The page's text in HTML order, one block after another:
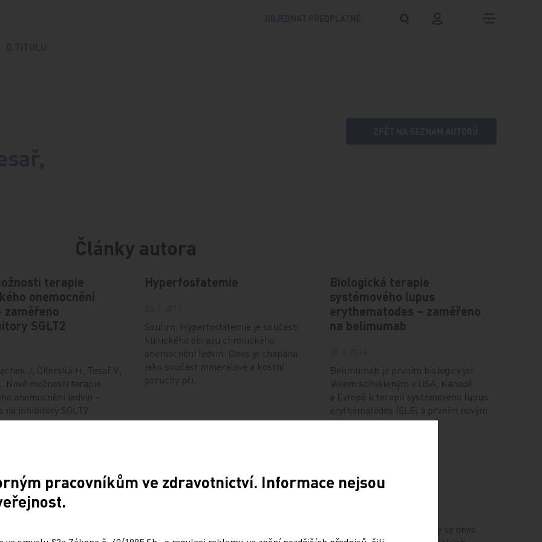
Články autora
terapie
onemocnění
zaměřeno
SGLT2
J, Ciferská H, Tesař V,
Nové možnosti terapie
onemocnění ledvin –
na inhibitory SGLT2.
Hyperfosfatemie
Souhrn: Hyperfosfatemie je součástí
klinického obrazu chronického
onemocnění ledvin. Dnes je chápána
jako součást minerálové a kostní
poruchy při…
Biologická terapie
systémového lupus
erythematodes – zaměřeno
na belimumab
Belimumab je prvním biologickým
lékem schváleným v USA, Kanadě
a Evropě k terapii systémového lupus
erythematodes (SLE) a prvním novým
léčivem v této…
době se v léčbě hypertenze
konvertujícího enzymu a
20. 4. 2009
glomerulonefritidy
V léčbě glomerulonefritidy se dnes
pracovníkům ve zdravotnictví. Informace nejsou